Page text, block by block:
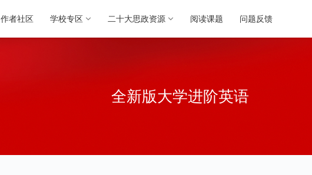
作者社区 学校专区 二十大思政资源 阅读课题 问题反馈
全新版大学进阶英语